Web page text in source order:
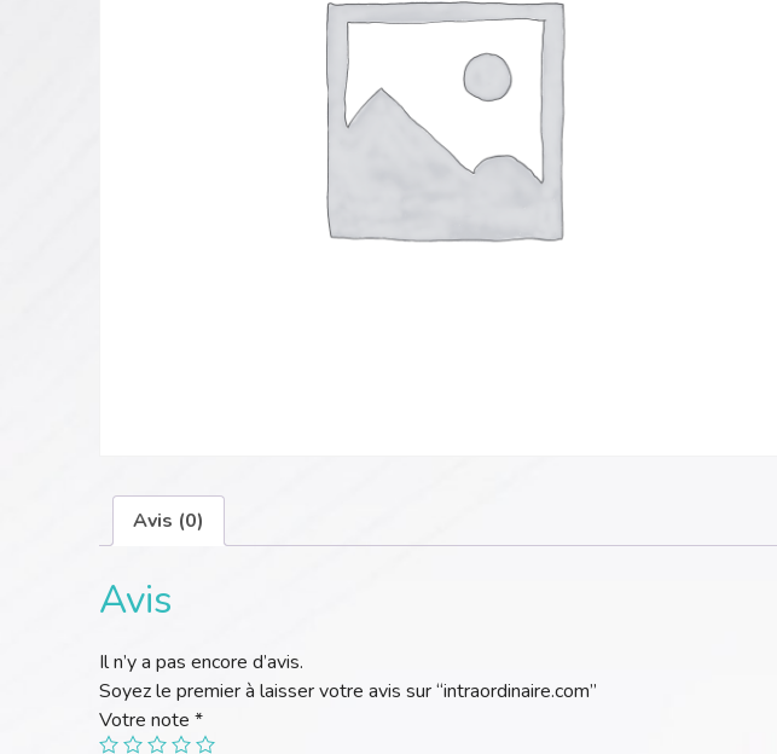
Avis (0)
Avis
Il n’y a pas encore d’avis.
Soyez le premier à laisser votre avis sur “intraordinaire.com”
Votre note *